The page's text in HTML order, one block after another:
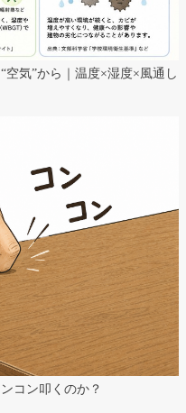
空気”から｜温度×湿度×風通し
コン叩くのか？